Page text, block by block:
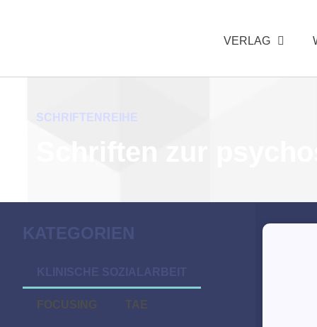
VERLAG
SCHRIFTENREIHE
KATEGORIEN
KLINISCHE SOZIALARBEIT
FOCUSING TAE